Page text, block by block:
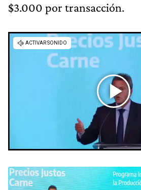
$3.000 por transacción.